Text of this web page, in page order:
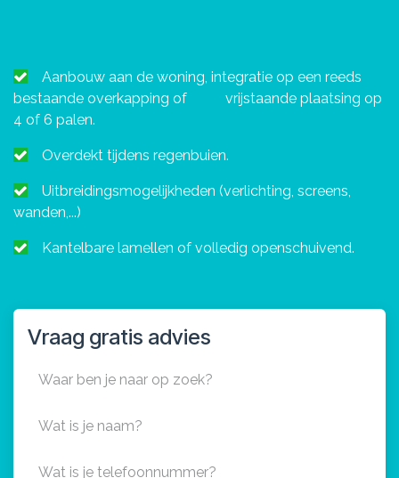
Aanbouw aan de woning, integratie op een reeds
bestaande overkapping of
​vrijstaande plaatsing op
4 of 6 palen.
Overdekt tijdens regenbuien.
Uitbreidingsmogelijkheden (verlichting, screens,
wanden,...)
Kantelbare lamellen of volledig openschuivend.
Vraag gratis advies